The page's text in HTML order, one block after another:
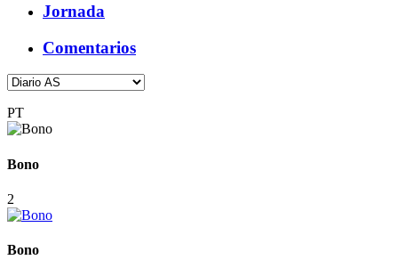
Jornada
Comentarios
PT
Bono
2
Bono